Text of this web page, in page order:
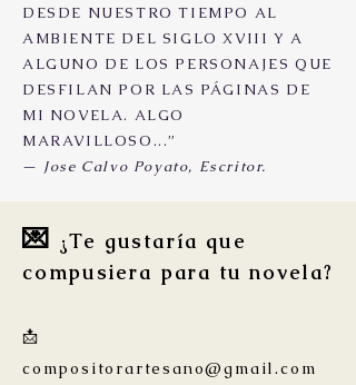
DESDE NUESTRO TIEMPO AL
AMBIENTE DEL SIGLO XVIII Y A
ALGUNO DE LOS PERSONAJES QUE
DESFILAN POR LAS PÁGINAS DE
MI NOVELA. ALGO
MARAVILLOSO...”
— Jose Calvo Poyato, Escritor.
💌 ¿Te gustaría que
compusiera para tu novela?
📩
compositorartesano@gmail.com